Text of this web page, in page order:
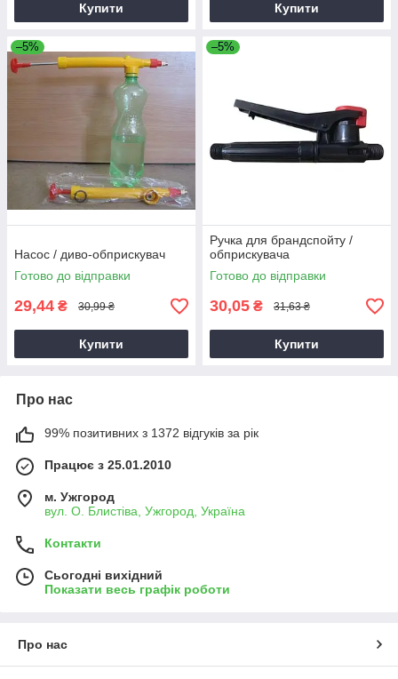
Купити Купити
–5%
Насос / диво-обприскувач
Готово до відправки
29,44 ₴ 30,99 ₴
Купити
–5%
Ручка для брандспойту /
обприскувача
Готово до відправки
30,05 ₴ 31,63 ₴
Купити
Про нас
99% позитивних з 1372 відгуків за рік
Працює з 25.01.2010
м. Ужгород
вул. О. Блистіва, Ужгород, Україна
Контакти
Сьогодні вихідний
Показати весь графік роботи
Про нас